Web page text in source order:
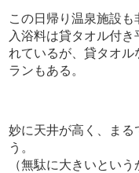
この日帰り温泉施設も
入浴料は貸タオル付
れているが、貸タオ
ランもある。
妙に天井が高く、まる
う。
（無駄に大きいという